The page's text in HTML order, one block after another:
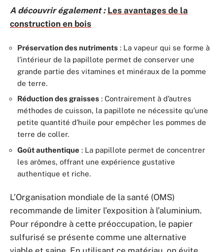
A découvrir également : Les avantages de la
construction en bois
Préservation des nutriments : La vapeur qui se forme à
l’intérieur de la papillote permet de conserver une
grande partie des vitamines et minéraux de la pomme
de terre.
Réduction des graisses : Contrairement à d’autres
méthodes de cuisson, la papillote ne nécessite qu’une
petite quantité d’huile pour empêcher les pommes de
terre de coller.
Goût authentique : La papillote permet de concentrer
les arômes, offrant une expérience gustative
authentique et riche.
L’Organisation mondiale de la santé (OMS)
recommande de limiter l’exposition à l’aluminium.
Pour répondre à cette préoccupation, le papier
sulfurisé se présente comme une alternative